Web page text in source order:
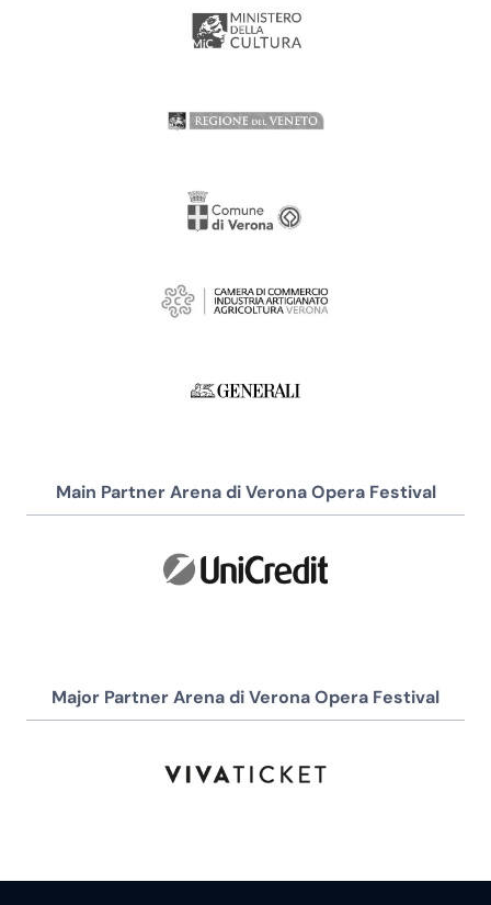
Main Partner Arena di Verona Opera Festival
Major Partner Arena di Verona Opera Festival